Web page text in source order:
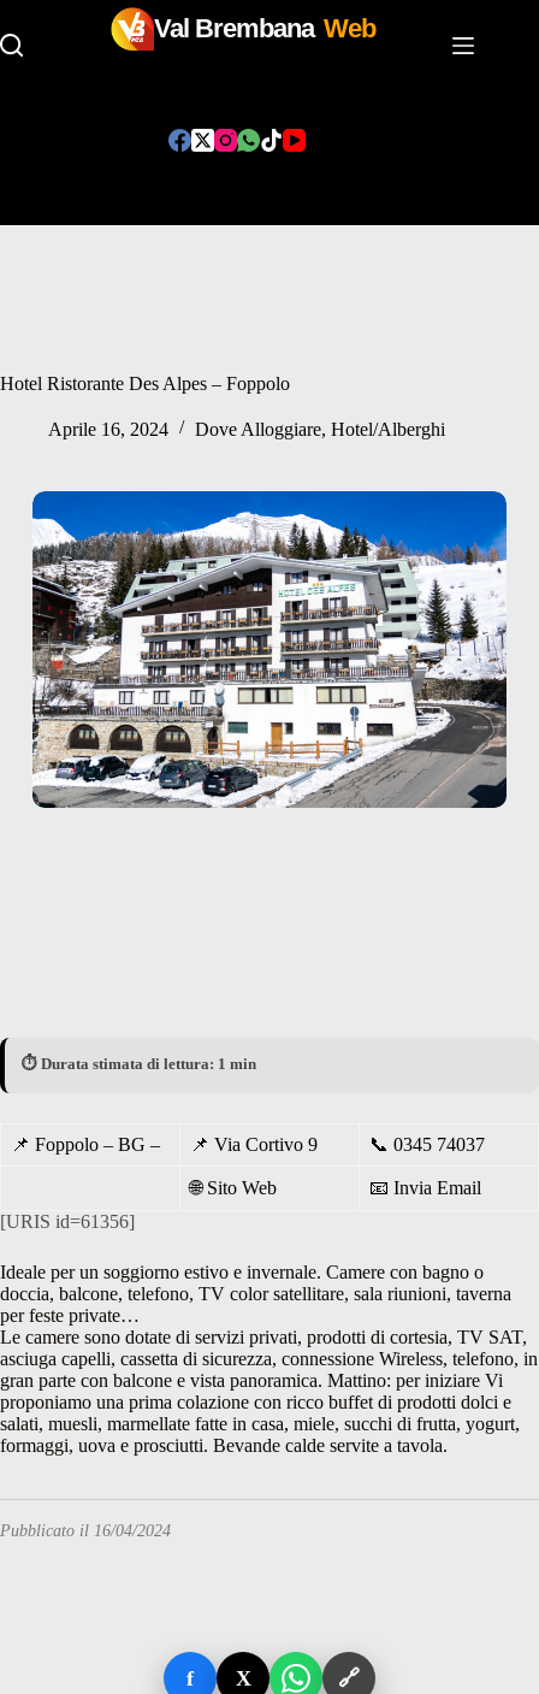
Val Brembana Web
Hotel Ristorante Des Alpes – Foppolo
Aprile 16, 2024 Dove Alloggiare, Hotel/Alberghi
⏱️ Durata stimata di lettura: 1 min
📌 Foppolo – BG – 📌 Via Cortivo 9 📞 0345 74037
🌐Sito Web 📧 Invia Email
[URIS id=61356]
Ideale per un soggiorno estivo e invernale. Camere con bagno o
doccia, balcone, telefono, TV color satellitare, sala riunioni, taverna
per feste private…
Le camere sono dotate di servizi privati, prodotti di cortesia, TV SAT,
asciuga capelli, cassetta di sicurezza, connessione Wireless, telefono, in
gran parte con balcone e vista panoramica. Mattino: per iniziare Vi
proponiamo una prima colazione con ricco buffet di prodotti dolci e
salati, muesli, marmellate fatte in casa, miele, succhi di frutta, yogurt,
formaggi, uova e prosciutti. Bevande calde servite a tavola.
Pubblicato il 16/04/2024
f X 🔗